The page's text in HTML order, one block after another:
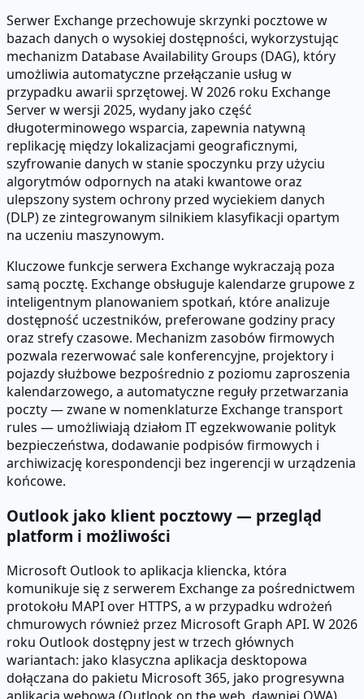
Serwer Exchange przechowuje skrzynki pocztowe w
bazach danych o wysokiej dostępności, wykorzystując
mechanizm Database Availability Groups (DAG), który
umożliwia automatyczne przełączanie usług w
przypadku awarii sprzętowej. W 2026 roku Exchange
Server w wersji 2025, wydany jako część
długoterminowego wsparcia, zapewnia natywną
replikację między lokalizacjami geograficznymi,
szyfrowanie danych w stanie spoczynku przy użyciu
algorytmów odpornych na ataki kwantowe oraz
ulepszony system ochrony przed wyciekiem danych
(DLP) ze zintegrowanym silnikiem klasyfikacji opartym
na uczeniu maszynowym.
Kluczowe funkcje serwera Exchange wykraczają poza
samą pocztę. Exchange obsługuje kalendarze grupowe z
inteligentnym planowaniem spotkań, które analizuje
dostępność uczestników, preferowane godziny pracy
oraz strefy czasowe. Mechanizm zasobów firmowych
pozwala rezerwować sale konferencyjne, projektory i
pojazdy służbowe bezpośrednio z poziomu zaproszenia
kalendarzowego, a automatyczne reguły przetwarzania
poczty — zwane w nomenklaturze Exchange transport
rules — umożliwiają działom IT egzekwowanie polityk
bezpieczeństwa, dodawanie podpisów firmowych i
archiwizację korespondencji bez ingerencji w urządzenia
końcowe.
Outlook jako klient pocztowy — przegląd
platform i możliwości
Microsoft Outlook to aplikacja kliencka, która
komunikuje się z serwerem Exchange za pośrednictwem
protokołu MAPI over HTTPS, a w przypadku wdrożeń
chmurowych również przez Microsoft Graph API. W 2026
roku Outlook dostępny jest w trzech głównych
wariantach: jako klasyczna aplikacja desktopowa
dołączana do pakietu Microsoft 365, jako progresywna